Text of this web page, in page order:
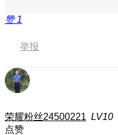
赞1
举报
荣耀粉丝24500221 LV10
点赞